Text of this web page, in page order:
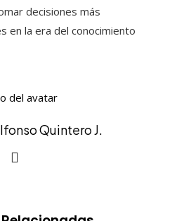
decisiones más
en la era del conocimiento
Quintero J.